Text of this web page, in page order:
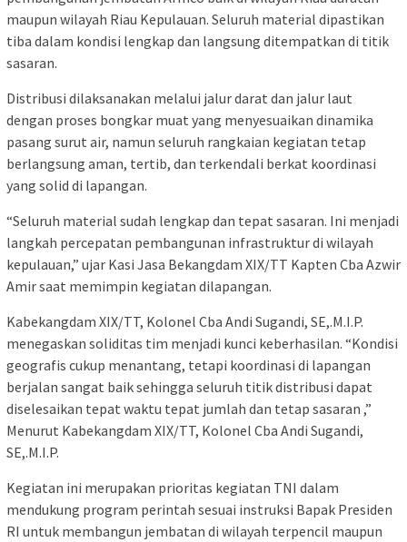
maupun wilayah Riau Kepulauan. Seluruh material dipastikan
tiba dalam kondisi lengkap dan langsung ditempatkan di titik
sasaran.
Distribusi dilaksanakan melalui jalur darat dan jalur laut
dengan proses bongkar muat yang menyesuaikan dinamika
pasang surut air, namun seluruh rangkaian kegiatan tetap
berlangsung aman, tertib, dan terkendali berkat koordinasi
yang solid di lapangan.
“Seluruh material sudah lengkap dan tepat sasaran. Ini menjadi
langkah percepatan pembangunan infrastruktur di wilayah
kepulauan,” ujar Kasi Jasa Bekangdam XIX/TT Kapten Cba Azwir
Amir saat memimpin kegiatan dilapangan.
Kabekangdam XIX/TT, Kolonel Cba Andi Sugandi, SE,.M.I.P.
menegaskan soliditas tim menjadi kunci keberhasilan. “Kondisi
geografis cukup menantang, tetapi koordinasi di lapangan
berjalan sangat baik sehingga seluruh titik distribusi dapat
diselesaikan tepat waktu tepat jumlah dan tetap sasaran ,”
Menurut Kabekangdam XIX/TT, Kolonel Cba Andi Sugandi,
SE,.M.I.P.
Kegiatan ini merupakan prioritas kegiatan TNI dalam
mendukung program perintah sesuai instruksi Bapak Presiden
RI untuk membangun jembatan di wilayah terpencil maupun